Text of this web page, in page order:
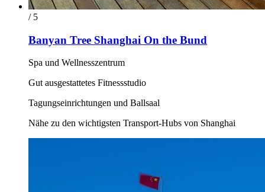
/ 5
Banyan Tree Shanghai On the Bund
Spa und Wellnesszentrum
Gut ausgestattetes Fitnessstudio
Tagungseinrichtungen und Ballsaal
Nähe zu den wichtigsten Transport-Hubs von Shanghai